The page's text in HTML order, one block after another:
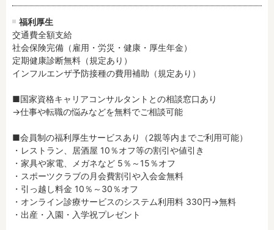
福利厚生
交通費全額支給
社会保険完備（雇用・労災・健康・厚生年金）
定期健康診断無料（規定あり）
インフルエンザ予防接種の費用補助（規定あり）
■国家資格キャリアコンサルタントとの相談窓口あり
→仕事や転職の悩みなどを無料でご相談可能
■会員制の福利厚生サービスあり（2親等内までご利用可能）
・レストラン、居酒屋 10％オフ等の割引や値引き
・家具や家電、メガネなど 5％～15％オフ
・スポーツクラブの月会費割引や入会金無料
・引っ越し料金 10％～30％オフ
・オンライン診療サービスのシステム利用料 330円→無料
・出産・入園・入学祝プレゼント